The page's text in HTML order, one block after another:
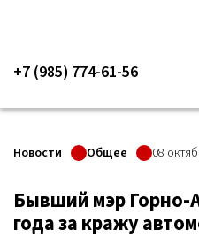
+7 (985) 774-61-56
Новости Общее 08
Бывший мэр Горно-
года за кражу